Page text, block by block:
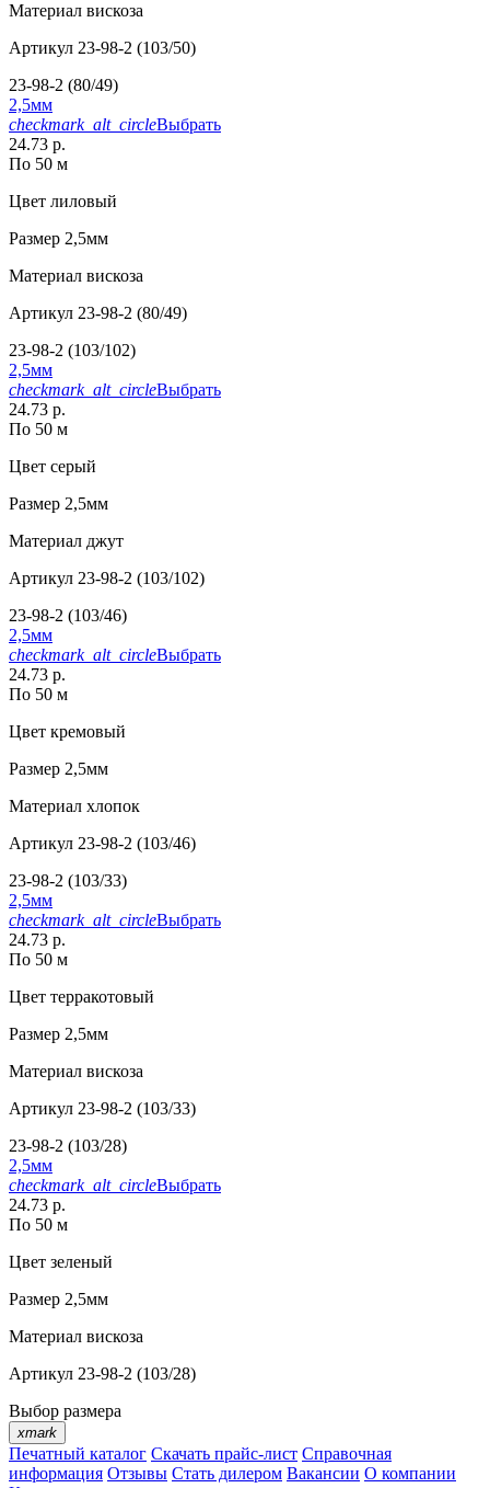
Материал вискоза
Артикул 23-98-2 (103/50)
23-98-2 (80/49)
2,5мм
checkmark_alt_circleВыбрать
24.73 р.
По 50 м
Цвет лиловый
Размер 2,5мм
Материал вискоза
Артикул 23-98-2 (80/49)
23-98-2 (103/102)
2,5мм
checkmark_alt_circleВыбрать
24.73 р.
По 50 м
Цвет серый
Размер 2,5мм
Материал джут
Артикул 23-98-2 (103/102)
23-98-2 (103/46)
2,5мм
checkmark_alt_circleВыбрать
24.73 р.
По 50 м
Цвет кремовый
Размер 2,5мм
Материал хлопок
Артикул 23-98-2 (103/46)
23-98-2 (103/33)
2,5мм
checkmark_alt_circleВыбрать
24.73 р.
По 50 м
Цвет терракотовый
Размер 2,5мм
Материал вискоза
Артикул 23-98-2 (103/33)
23-98-2 (103/28)
2,5мм
checkmark_alt_circleВыбрать
24.73 р.
По 50 м
Цвет зеленый
Размер 2,5мм
Материал вискоза
Артикул 23-98-2 (103/28)
Выбор размера
xmark
Печатный каталог Скачать прайс-лист Справочная
информация Отзывы Стать дилером Вакансии О компании